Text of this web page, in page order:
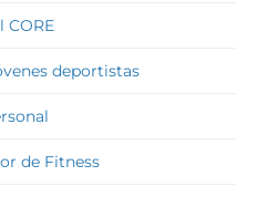
CORE
deportistas
de Fitness